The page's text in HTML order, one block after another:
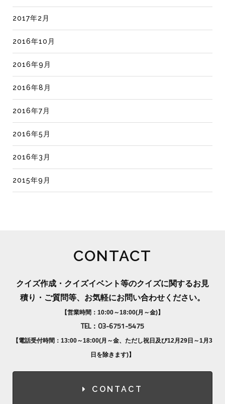
2017年2月
2016年10月
2016年9月
2016年8月
2016年7月
2016年5月
2016年3月
2015年9月
CONTACT
クイズ作成・クイズイベント等のクイズに関するお見
積り・ご質問等、お気軽にお問い合わせください。
【営業時間：10:00～18:00(月～金)】
TEL：03-6751-5475
【電話受付時間：13:00～18:00(月～金、ただし祝日及び12月29日～1月3
日を除きます)】
CONTACT